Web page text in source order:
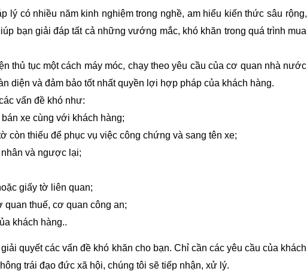
lý có nhiều năm kinh nghiệm trong nghề, am hiểu kiến thức sâu rộng,
bạn giải đáp tất cả những vướng mắc, khó khăn trong quá trình mua
tục một cách máy móc, chạy theo yêu cầu của cơ quan nhà nước
diện và đảm bảo tốt nhất quyền lợi hợp pháp của khách hàng.
vấn đề khó như:
xe cùng với khách hàng;
còn thiếu để phục vụ việc công chứng và sang tên xe;
và ngược lại;
giấy tờ liên quan;
quan thuế, cơ quan công an;
khách hàng..
quyết các vấn đề khó khăn cho bạn. Chỉ cần các yêu cầu của khách
trái đạo đức xã hội, chúng tôi sẽ tiếp nhận, xử lý.